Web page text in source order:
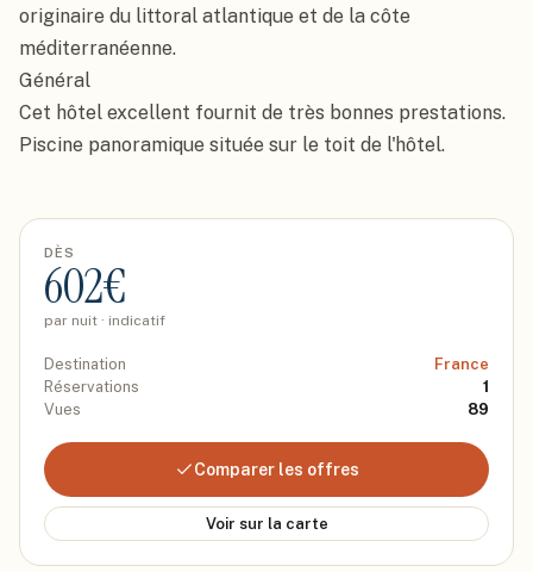
originaire du littoral atlantique et de la côte
méditerranéenne.
Général
Cet hôtel excellent fournit de très bonnes prestations.
Piscine panoramique située sur le toit de l'hôtel.
DÈS
602€
par nuit · indicatif
Destination
France
Réservations
1
Vues
89
Comparer les offres
Voir sur la carte